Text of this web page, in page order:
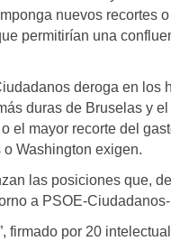
nuevos recortes
permitirían una
deroga en los
duras de Bruselas y
el mayor recorte del
Washington exigen.
las posiciones que,
a PSOE-
firmado por 20